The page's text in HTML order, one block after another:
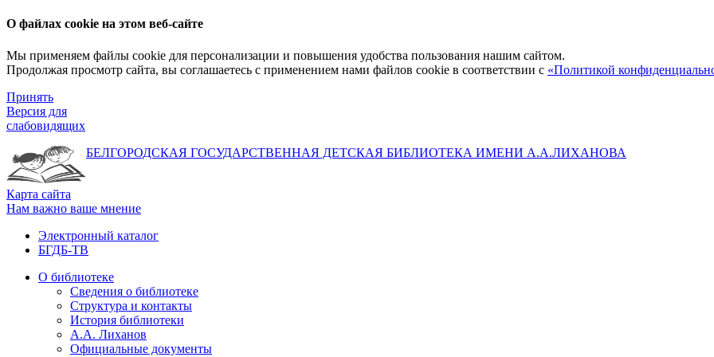
О файлах cookie на этом веб-сайте
Мы применяем файлы cookie для персонализации и повышения удобства пользования нашим сайтом.
Продолжая просмотр сайта, вы соглашаетесь с применением нами файлов cookie в соответствии с «Политикой
Принять
Версия для
слабовидящих
БЕЛГОРОДСКАЯ ГОСУДАРСТВЕННАЯ ДЕТСКАЯ БИБЛИОТЕКА ИМЕНИ А.А.ЛИХАНОВА
Карта сайта
Нам важно ваше мнение
Электронный каталог
БГДБ-ТВ
О библиотеке
Сведения о библиотеке
Структура и контакты
История библиотеки
А.А. Лиханов
Официальные документы